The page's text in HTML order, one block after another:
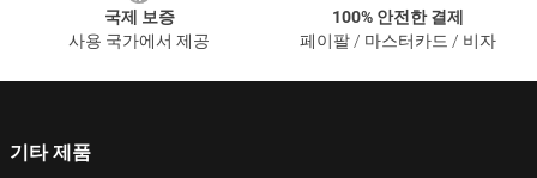
국제 보증
사용 국가에서 제공
100% 안전한 결제
페이팔 / 마스터카드 / 비자
기타 제품